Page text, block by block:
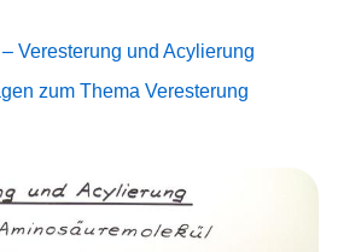
Veresterung und Acylierung
zum Thema Veresterung